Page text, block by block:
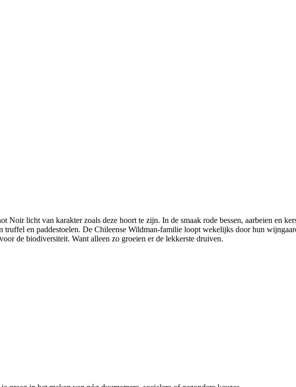
licht van karakter zoals deze hoort te zijn. In de smaak rode bessen, aarbeien en
en paddestoelen. De Chileense Wildman-familie loopt wekelijks door hun
de biodiversiteit. Want alleen zo groeien er de lekkerste druiven.